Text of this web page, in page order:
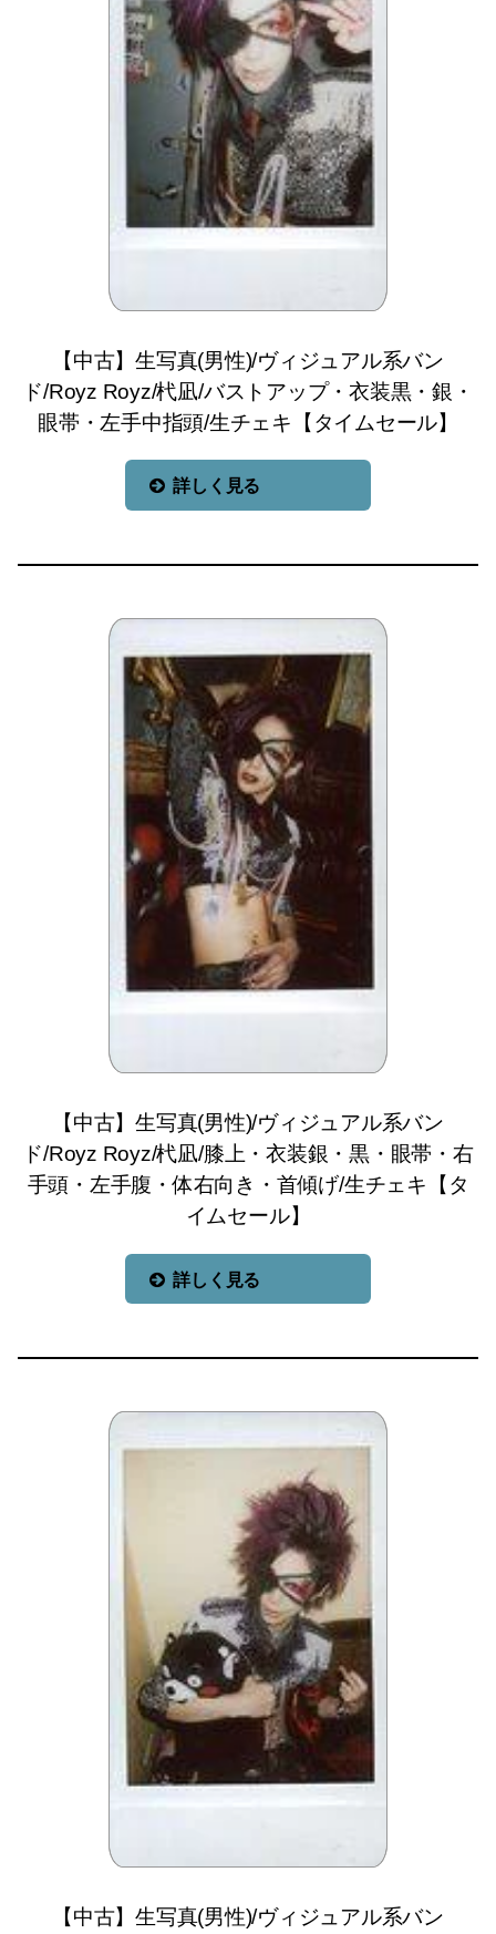
【中古】生写真(男性)/ヴィジュアル系バン
ド/Royz Royz/杙凪/バストアップ・衣装黒・銀・
眼帯・左手中指頭/生チェキ【タイムセール】
詳しく見る
【中古】生写真(男性)/ヴィジュアル系バン
ド/Royz Royz/杙凪/膝上・衣装銀・黒・眼帯・右
手頭・左手腹・体右向き・首傾げ/生チェキ【タ
イムセール】
詳しく見る
【中古】生写真(男性)/ヴィジュアル系バン